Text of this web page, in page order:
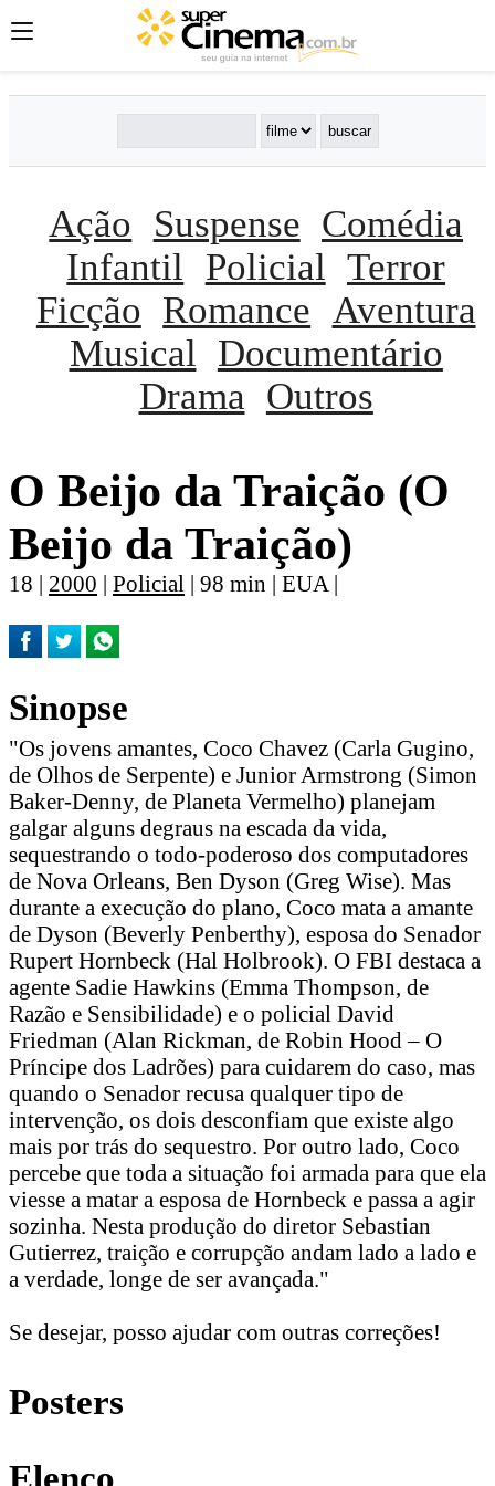
Ação Suspense Comédia
Infantil
Policial Terror
Ficção Romance Aventura
Musical
Documentário
Drama Outros
O Beijo da Traição (O
Beijo da Traição)
18 | 2000 | Policial | 98 min | EUA |
Sinopse
"Os jovens amantes, Coco Chavez (Carla Gugino,
de Olhos de Serpente) e Junior Armstrong (Simon
Baker-Denny, de Planeta Vermelho) planejam
galgar alguns degraus na escada da vida,
sequestrando o todo-poderoso dos computadores
de Nova Orleans, Ben Dyson (Greg Wise). Mas
durante a execução do plano, Coco mata a amante
de Dyson (Beverly Penberthy), esposa do Senador
Rupert Hornbeck (Hal Holbrook). O FBI destaca a
agente Sadie Hawkins (Emma Thompson, de
Razão e Sensibilidade) e o policial David
Friedman (Alan Rickman, de Robin Hood – O
Príncipe dos Ladrões) para cuidarem do caso, mas
quando o Senador recusa qualquer tipo de
intervenção, os dois desconfiam que existe algo
mais por trás do sequestro. Por outro lado, Coco
percebe que toda a situação foi armada para que ela
viesse a matar a esposa de Hornbeck e passa a agir
sozinha. Nesta produção do diretor Sebastian
Gutierrez, traição e corrupção andam lado a lado e
a verdade, longe de ser avançada."
Se desejar, posso ajudar com outras correções!
Posters
Elenco